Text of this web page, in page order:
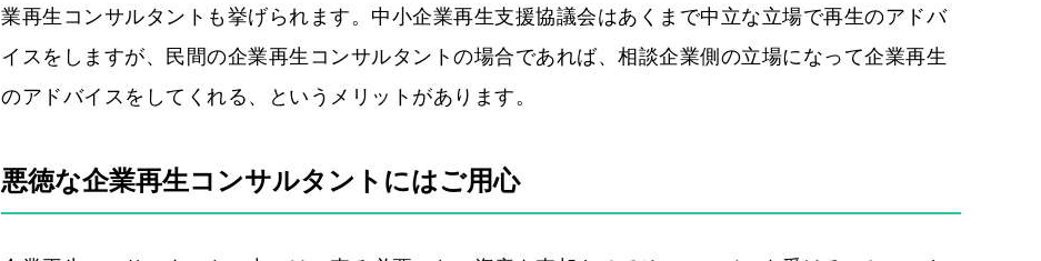
業再生コンサルタントも挙げられます。中小企業再生支援協議会はあくまで中立な立場で再生のアドバ
イスをしますが、民間の企業再生コンサルタントの場合であれば、相談企業側の立場になって企業再生
のアドバイスをしてくれる、というメリットがあります。
悪徳な企業再生コンサルタントにはご用心